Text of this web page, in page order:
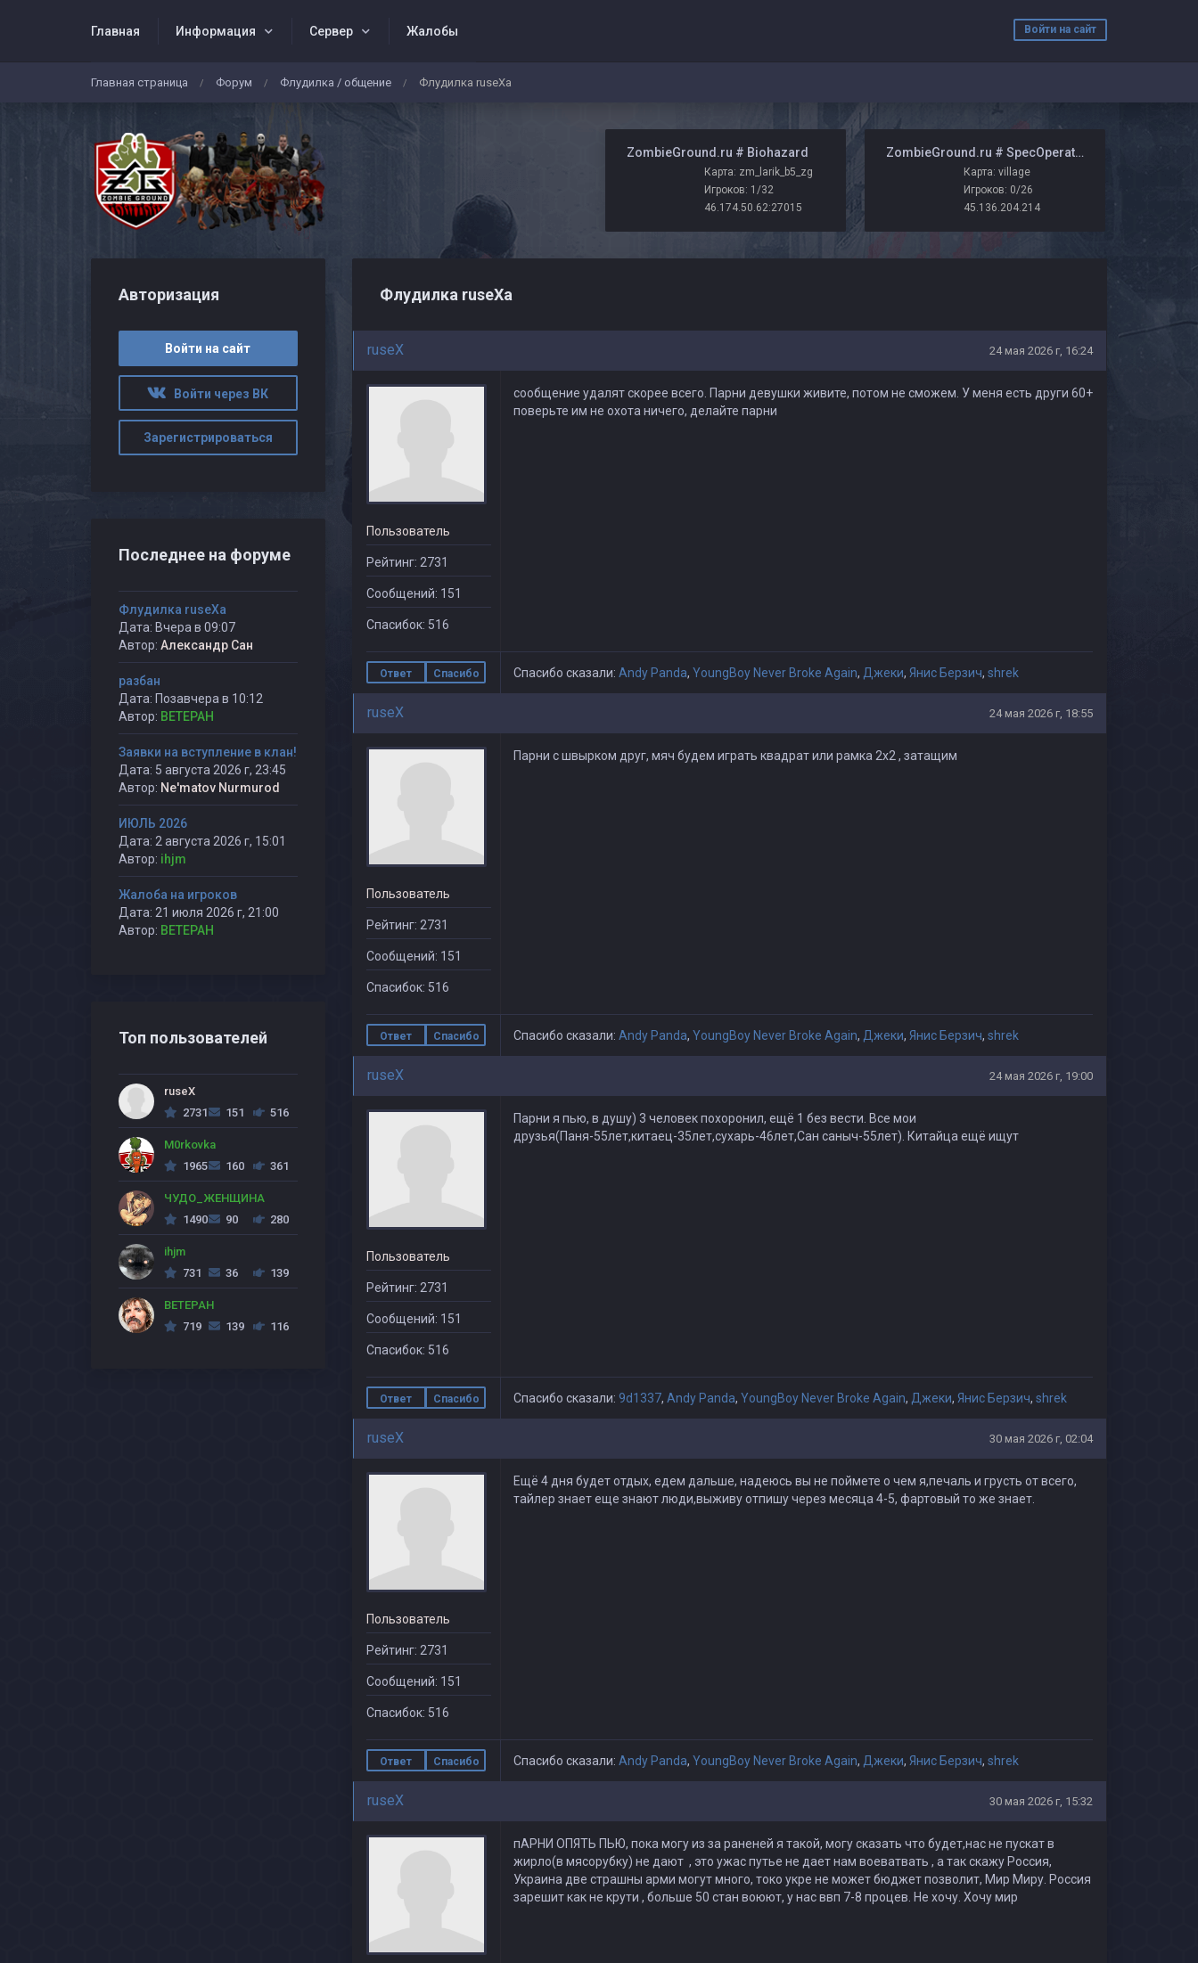
Войти на сайт
Главная Информация Сервер Жалобы
Главная страница / Форум / Флудилка / общение / Флудилка ruseXа
️ ZombieGround.ru # Biohazard
Карта: zm_larik_b5_zg
Игроков: 1/32
46.174.50.62:27015
️ ZombieGround.ru # SpecOperations
Карта: village
Игроков: 0/26
45.136.204.214
Флудилка ruseXа
ruseX 24 мая 2026 г, 16:24
Пользователь
Рейтинг: 2731
Сообщений: 151
Спасибок: 516
сообщение удалят скорее всего. Парни девушки живите, потом не сможем. У меня есть други 60+
поверьте им не охота ничего, делайте парни
Ответ Спасибо Спасибо сказали: Andy Panda, YoungBoy Never Broke Again, Джеки, Янис Берзич, shrek
ruseX 24 мая 2026 г, 18:55
Пользователь
Рейтинг: 2731
Сообщений: 151
Спасибок: 516
Парни с швырком друг, мяч будем играть квадрат или рамка 2х2 , затащим
Ответ Спасибо Спасибо сказали: Andy Panda, YoungBoy Never Broke Again, Джеки, Янис Берзич, shrek
ruseX 24 мая 2026 г, 19:00
Пользователь
Рейтинг: 2731
Сообщений: 151
Спасибок: 516
Парни я пью, в душу) 3 человек похоронил, ещё 1 без вести. Все мои
друзья(Паня-55лет,китаец-35лет,сухарь-46лет,Сан саныч-55лет). Китайца ещё ищут
Ответ Спасибо Спасибо сказали: 9d1337, Andy Panda, YoungBoy Never Broke Again, Джеки, Янис Берзич, shrek
ruseX 30 мая 2026 г, 02:04
Пользователь
Рейтинг: 2731
Сообщений: 151
Спасибок: 516
Ещё 4 дня будет отдых, едем дальше, надеюсь вы не поймете о чем я,печаль и грусть от всего,
тайлер знает еще знают люди,выживу отпишу через месяца 4-5, фартовый то же знает.
Ответ Спасибо Спасибо сказали: Andy Panda, YoungBoy Never Broke Again, Джеки, Янис Берзич, shrek
ruseX 30 мая 2026 г, 15:32
пАРНИ ОПЯТЬ ПЬЮ, пока могу из за раненей я такой, могу сказать что будет,нас не пускат в
жирло(в мясорубку) не дают , это ужас путье не дает нам воеватвать , а так скажу Россия,
Украина две страшны арми могут много, токо укре не может бюджет позволит, Мир Миру. Россия
зарешит как не крути , больше 50 стан воюют, у нас ввп 7-8 процев. Не хочу. Хочу мир
Авторизация
Войти на сайт
Войти через ВК
Зарегистрироваться
Последнее на форуме
Флудилка ruseXа
Дата: Вчера в 09:07
Автор: Александр Сан
разбан
Дата: Позавчера в 10:12
Автор: BETEPAH
Заявки на вступление в клан!
Дата: 5 августа 2026 г, 23:45
Автор: Ne'matov Nurmurod
ИЮЛЬ 2026
Дата: 2 августа 2026 г, 15:01
Автор: ihjm
Жалоба на игроков
Дата: 21 июля 2026 г, 21:00
Автор: BETEPAH
Топ пользователей
ruseX
2731
151 516
M0rkovka
1965
160 361
ЧУДО_ЖЕНЩИНА
1490
90 280
ihjm
731
36 139
BETEPAH
719
139 116